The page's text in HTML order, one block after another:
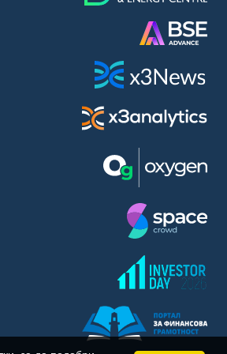
AG (BMW)
N.V. (BSI)
(CFX)